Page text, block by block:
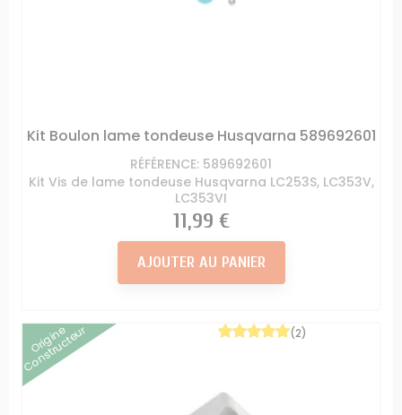
Kit Boulon lame tondeuse Husqvarna 589692601
RÉFÉRENCE: 589692601
Kit Vis de lame tondeuse Husqvarna LC253S, LC353V,
LC353VI
Prix
11,99 €
AJOUTER AU PANIER
Origine
Constructeur (2)